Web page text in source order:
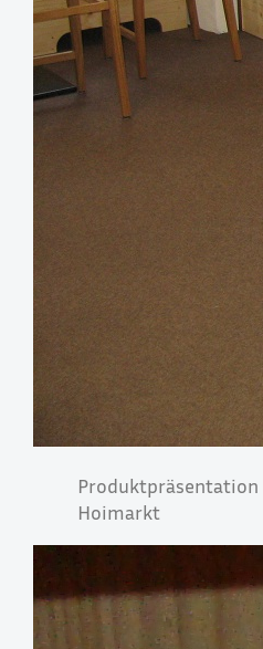
Produktpräsentation
Hoimarkt